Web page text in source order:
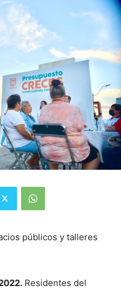
públicos y talleres
Residentes del